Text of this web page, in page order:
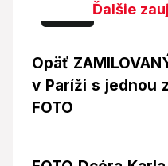
Ďalšie
Opäť
v Paríži s jednou
FOTO